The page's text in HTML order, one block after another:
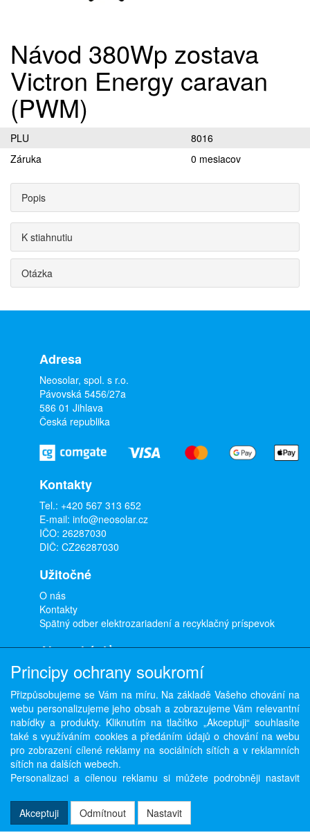
Návod 380Wp zostava
Victron Energy caravan
(PWM)
PLU
8016
Záruka
0 mesiacov
Popis
K stiahnutiu
Otázka
Adresa
Neosolar, spol. s r.o.
Pávovská 5456/27a
586 01 Jihlava
Česká republika
Kontakty
Tel.: +420 567 313 652
E-mail: info@neosolar.cz
IČO: 26287030
DIČ: CZ26287030
Užitočné
O nás
Kontakty
Spätný odber elektrozariadení a recyklačný príspevok
Ako nakúpiť
Doprava a platba
Obchodné podmienky
Ochrana osobných údajov
Odstúpenie od zmluvy
Copyright © ABRA Software a.s. 2026,
Principy ochrany soukromí
Přizpůsobujeme se Vám na míru. Na základě Vašeho chování na
webu personalizujeme jeho obsah a zobrazujeme Vám relevantní
nabídky a produkty. Kliknutím na tlačítko „Akceptuji“ souhlasíte
také s využíváním cookies a předáním údajů o chování na webu
pro zobrazení cílené reklamy na sociálních sítích a v reklamních
sítích na dalších webech.
Personalizaci a cílenou reklamu si můžete podrobněji nastavit
Akceptuji
Odmítnout Nastavit